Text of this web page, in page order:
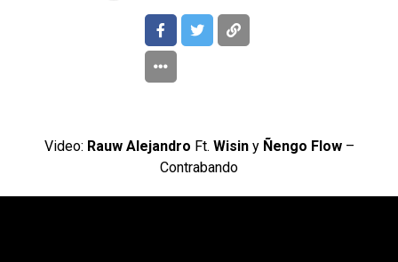
Video: Rauw Alejandro Ft. Wisin y Ñengo Flow –
Contrabando